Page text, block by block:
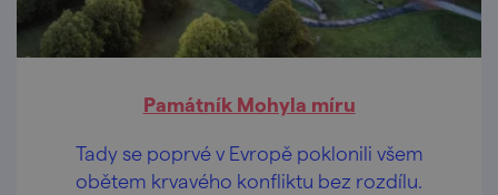
Památník Mohyla míru
Tady se poprvé v Evropě poklonili všem
obětem krvavého konfliktu bez rozdílu.